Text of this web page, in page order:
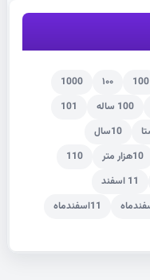
100 ۱۰۰
1000
100 ساله
101
10سال
10هزار متر
110
11 اسفند
11اسفندماه